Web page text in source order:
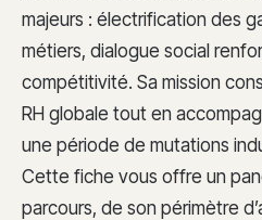
majeurs : électrification des
métiers, dialogue social
compétitivité. Sa mission
RH globale tout en
une période de mutations
Cette fiche vous offre un
parcours, de son périmètre